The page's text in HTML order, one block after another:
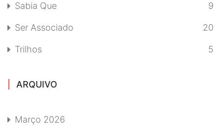
Sabia Que 9
Ser Associado 20
Trilhos 5
ARQUIVO
Março 2026